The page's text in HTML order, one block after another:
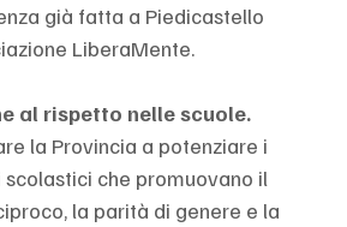
già fatta a Piedicastello
LiberaMente.
al rispetto nelle scuole.
la Provincia a potenziare i
che promuovano il
la parità di genere e la